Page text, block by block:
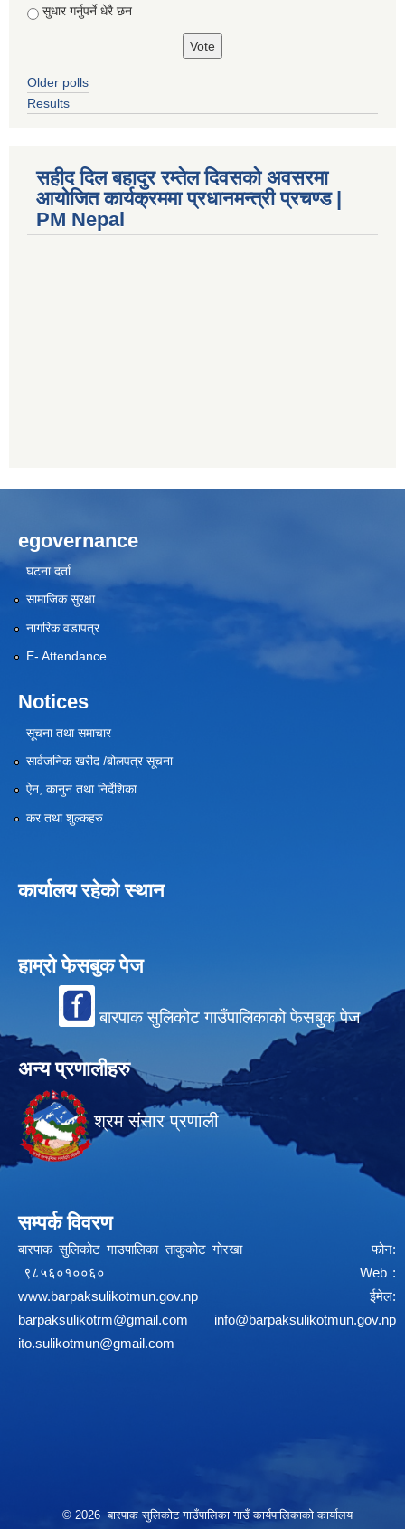
सुधार गर्नुपर्ने धेरै छन
Older polls
Results
सहीद दिल बहादुर रम्तेल दिवसको अवसरमा
आयोजित कार्यक्रममा प्रधानमन्त्री प्रचण्ड |
PM Nepal
egovernance
घटना दर्ता
सामाजिक सुरक्षा
नागरिक वडापत्र
E- Attendance
Notices
सूचना तथा समाचार
सार्वजनिक खरीद /बोलपत्र सूचना
ऐन, कानुन तथा निर्देशिका
कर तथा शुल्कहरु
कार्यालय रहेको स्थान
हाम्रो फेसबुक पेज
बारपाक सुलिकोट गाउँपालिकाको फेसबुक पेज
अन्य प्रणालीहरु
श्रम संसार प्रणाली
सम्पर्क विवरण
बारपाक सुलिकोट गाउपालिका ताकुकोट गोरखा फोन:
९८५६०१००६० Web :
www.barpaksulikotmun.gov.np
ईमेल:
barpaksulikotrm@gmail.com
info@barpaksulikotmun.gov.np
ito.sulikotmun@gmail.com
© 2026 बारपाक सुलिकोट गाउँपालिका गाउँ कार्यपालिकाको कार्यालय